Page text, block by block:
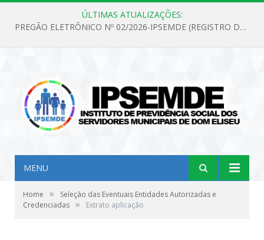
ÚLTIMAS ATUALIZAÇÕES:
PREGÃO ELETRÔNICO Nº 02/2026-IPSEMDE (REGISTRO DE PREÇOS PARA FUTURA E EVENTUAL AQUISIÇÃO DE MATERIAL DE LIMPEZA E GÊNEROS ALIMENTÍCIOS PARA ATENDER AS NECESSIDADES DO INSTITUTO DE PREVIDÊNCIA SOCIAL DOS SERVIDORES MUNICIPAIS DE DOM ELISEU.)
MENU
Home »
Seleção das Eventuais Entidades Autorizadas e
Credenciadas » Extrato aplicação